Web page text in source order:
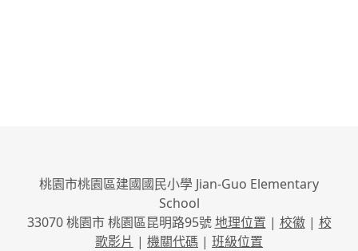
桃園市桃園區建國國民小學 Jian-Guo Elementary
School
33070 桃園市 桃園區昆明路95號地理位置 | 校徽| 校
歌影片 | 機關代碼 | 班級位置